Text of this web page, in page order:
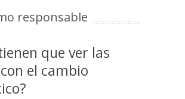
responsable
que ver las
el cambio